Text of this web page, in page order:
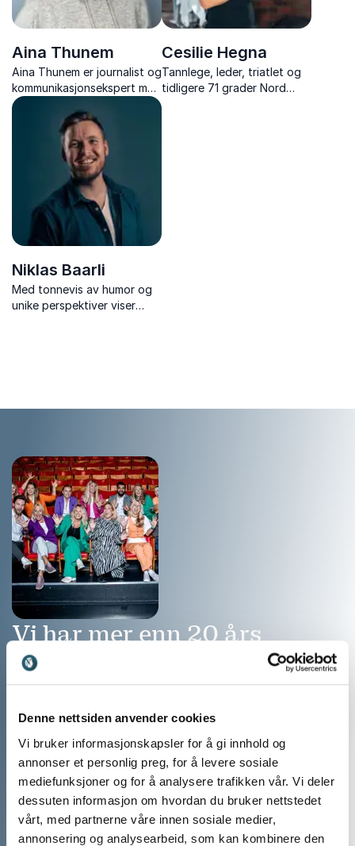
Denne nettsiden anvender cookies
Vi bruker informasjonskapsler for å gi innhold og
annonser et personlig preg, for å levere sosiale
mediefunksjoner og for å analysere trafikken vår. Vi deler
dessuten informasjon om hvordan du bruker nettstedet
vårt, med partnerne våre innen sosiale medier,
annonsering og analysearbeid, som kan kombinere den
Aina Thunem
Aina Thunem er journalist og
kommunikasjonsekspert med
erfaring fra PR og
merkevarebygging.
Cesilie Hegna
Tannlege, leder, triatlet og
tidligere 71 grader Nord
Niklas Baarli
Med tonnevis av humor og
unike perspektiver viser
Vi har mer enn 20 års
erfaring med å matche våre
kunders arrangementer med
de perfekte
foredragsholderne
Ring: 911 16 989
Vi er klare til å hjelpe